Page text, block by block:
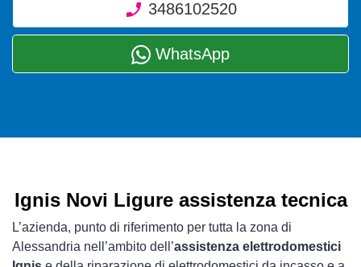
3486102520
WhatsApp
Ignis Novi Ligure assistenza tecnica
L’azienda, punto di riferimento per tutta la zona di
Alessandria nell’ambito dell’assistenza elettrodomestici